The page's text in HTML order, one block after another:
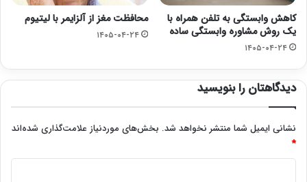
کاهش وابستگی به تلفن همراه با
یک روش مشاوره‌ وابستگی ساده
۱۴۰۵-۰۴-۲۴
محافظت مغز از آلزایمر با لیتیوم
۱۴۰۵-۰۴-۲۴
دیدگاهتان را بنویسید
نشانی ایمیل شما منتشر نخواهد شد. بخش‌های موردنیاز علامت‌گذاری شده‌اند
*